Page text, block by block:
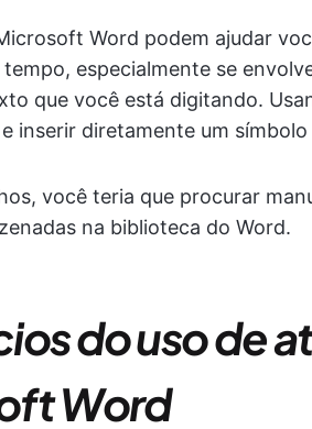
Word podem ajudar
especialmente se
que você está digitando.
inserir diretamente um
você teria que procurar
na biblioteca do Word.
do uso de
Word